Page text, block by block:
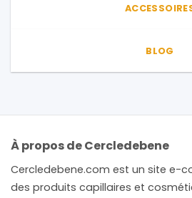
BLOG
À propos de Cercledebene
Cercledebene.com est un site e-
des produits capillaires et